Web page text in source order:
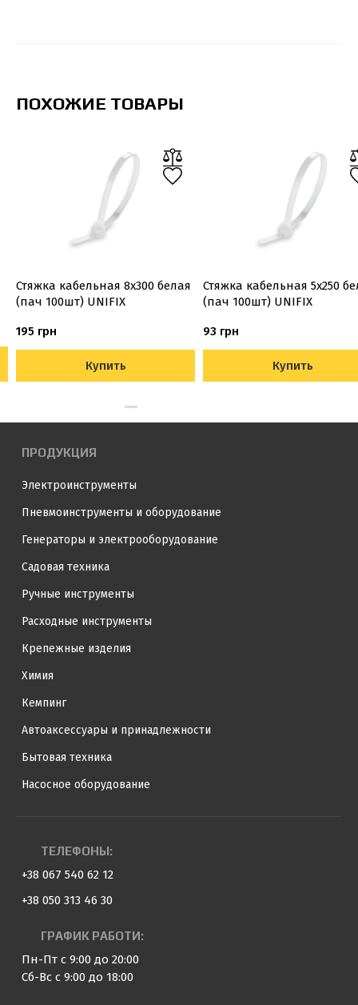
ПОХОЖИЕ ТОВАРЫ
Стяжка кабельная 8х300 белая
(пач 100шт) UNIFIX
195 грн
Купить
Стяжка кабельная 5х250
(пач 100шт) UNIFIX
93 грн
Купить
ПРОДУКЦИЯ
Электроинструменты
Пневмоинструменты и оборудование
Генераторы и электрооборудование
Садовая техника
Ручные инструменты
Расходные инструменты
Крепежные изделия
Химия
Кемпинг
Автоаксессуары и принадлежности
Бытовая техника
Насосное оборудование
ТЕЛЕФОНЫ:
+38 067 540 62 12
+38 050 313 46 30
ГРАФИК РАБОТИ:
Пн-Пт с 9:00 до 20:00
Сб-Вс с 9:00 до 18:00